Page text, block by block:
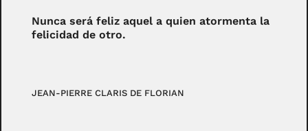
Nunca será feliz aquel a quien atormenta la
felicidad de otro.
JEAN-PIERRE CLARIS DE FLORIAN